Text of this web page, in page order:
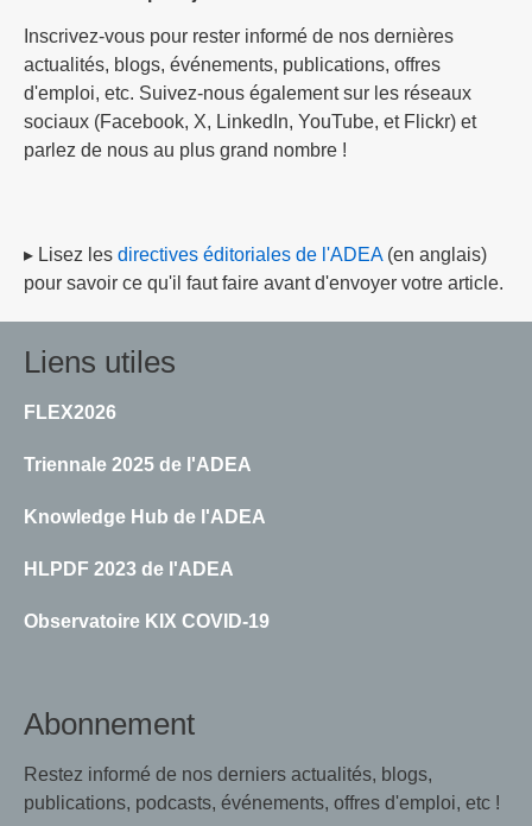
Inscrivez-vous pour rester informé de nos dernières
actualités, blogs, événements, publications, offres
d'emploi, etc. Suivez-nous également sur les réseaux
sociaux (Facebook, X, LinkedIn, YouTube, et Flickr) et
parlez de nous au plus grand nombre !
▸ Lisez les directives éditoriales de l'ADEA(en anglais)
pour savoir ce qu'il faut faire avant d'envoyer votre article.
Liens utiles
FLEX2026
Triennale 2025 de l'ADEA
Knowledge Hub de l'ADEA
HLPDF 2023 de l'ADEA
Observatoire KIX COVID-19
Abonnement
Restez informé de nos derniers actualités, blogs,
publications, podcasts, événements, offres d'emploi, etc !